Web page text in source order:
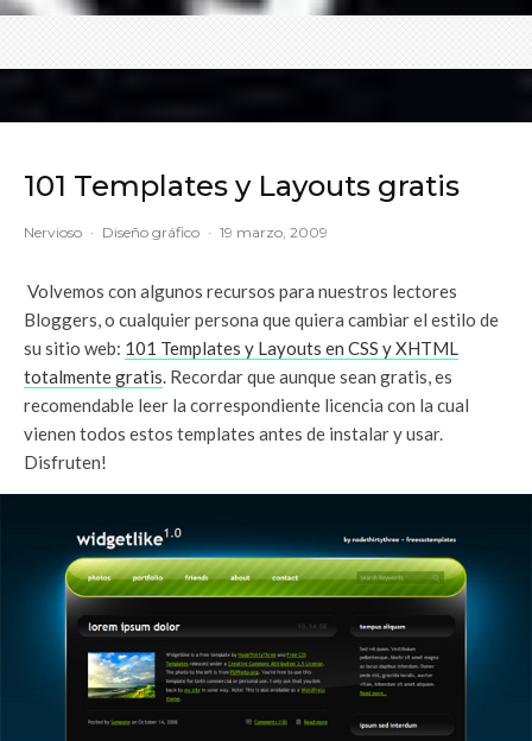
101 Templates y Layouts gratis
Nervioso · Diseño gráfico · 19 marzo, 2009
Volvemos con algunos recursos para nuestros lectores
Bloggers, o cualquier persona que quiera cambiar el estilo de
su sitio web: 101 Templates y Layouts en CSS y XHTML
totalmente gratis. Recordar que aunque sean gratis, es
recomendable leer la correspondiente licencia con la cual
vienen todos estos templates antes de instalar y usar.
Disfruten!